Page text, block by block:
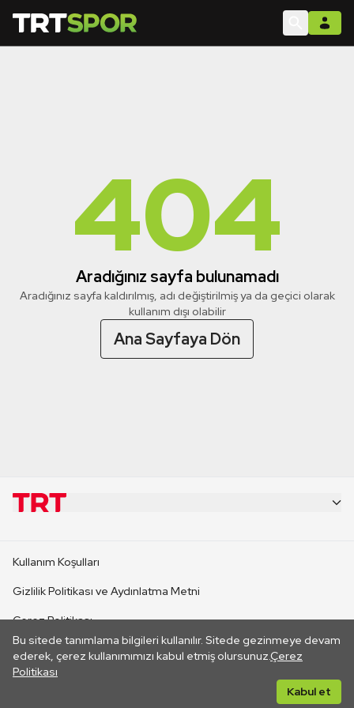
404
Aradığınız sayfa bulunamadı
Aradığınız sayfa kaldırılmış, adı değiştirilmiş ya da geçici olarak
kullanım dışı olabilir
Ana Sayfaya Dön
Bu sitede tanımlama bilgileri kullanılır. Sitede gezinmeye devam
ederek, çerez kullanımımızı kabul etmiş olursunuz.Çerez
Politikası
Kabul et
CANLI YAYINLAR
Kullanım Koşulları
Gizlilik Politikası ve Aydınlatma Metni
Çerez Politikası
İletişim
Her hakkı saklıdır. ©2026 TRT. Bağlantı yoluyla gidilen dış